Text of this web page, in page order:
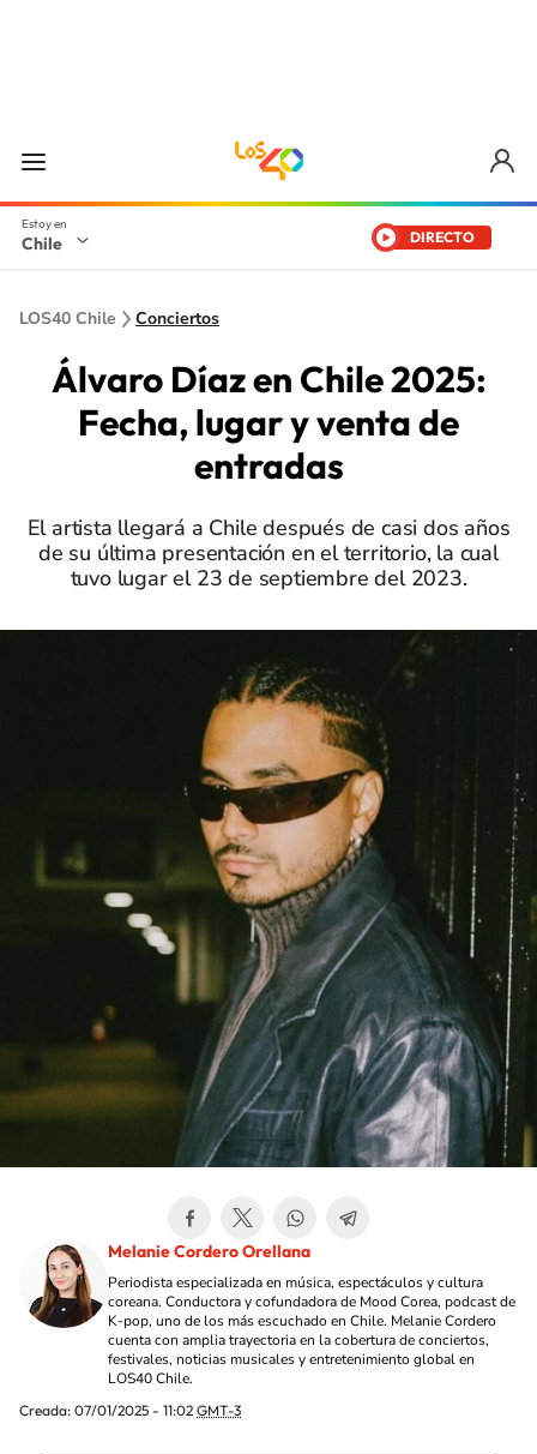
Chile DIRECTO
LOS40 Chile Conciertos
Álvaro Díaz en Chile 2025:
Fecha, lugar y venta de
entradas
El artista llegará a Chile después de casi dos años
de su última presentación en el territorio, la cual
tuvo lugar el 23 de septiembre del 2023.
Melanie Cordero Orellana
Periodista especializada en música, espectáculos y cultura
coreana. Conductora y cofundadora de Mood Corea, podcast de
K-pop, uno de los más escuchado en Chile. Melanie Cordero
cuenta con amplia trayectoria en la cobertura de conciertos,
festivales, noticias musicales y entretenimiento global en
LOS40 Chile.
Creada: 07/01/2025 - 11:02 GMT-3